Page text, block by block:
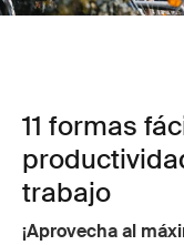
11 formas
trabajo
¡Aprovecha al